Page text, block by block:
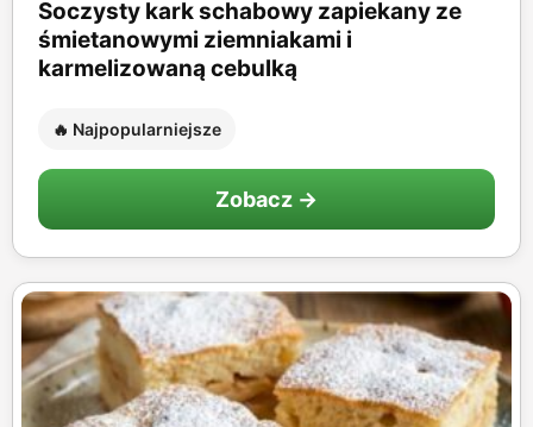
Soczysty kark schabowy zapiekany ze
śmietanowymi ziemniakami i
karmelizowaną cebulką
🔥 Najpopularniejsze
Zobacz →